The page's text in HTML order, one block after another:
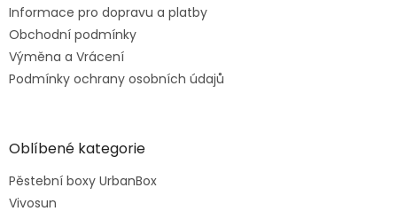
Informace pro dopravu a platby
Obchodní podmínky
Výměna a Vrácení
Podmínky ochrany osobních údajů
Oblíbené kategorie
Pěstební boxy UrbanBox
Vivosun